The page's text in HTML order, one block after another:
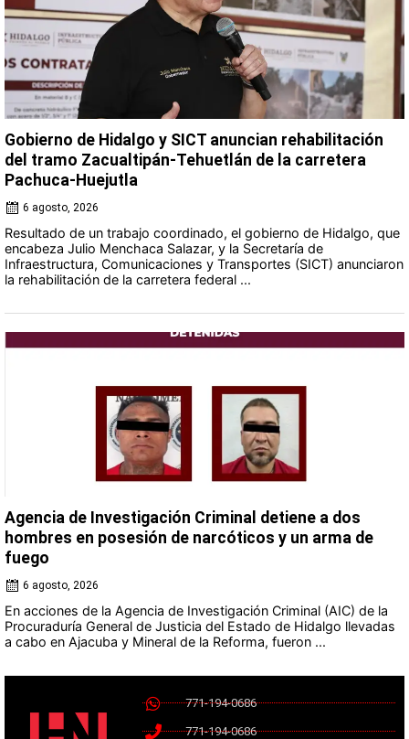
Gobierno de Hidalgo y SICT anuncian rehabilitación
del tramo Zacualtipán-Tehuetlán de la carretera
Pachuca-Huejutla
6 agosto, 2026
Resultado de un trabajo coordinado, el gobierno de Hidalgo, que
encabeza Julio Menchaca Salazar, y la Secretaría de
Infraestructura, Comunicaciones y Transportes (SICT) anunciaron
la rehabilitación de la carretera federal ...
Agencia de Investigación Criminal detiene a dos
hombres en posesión de narcóticos y un arma de
fuego
6 agosto, 2026
En acciones de la Agencia de Investigación Criminal (AIC) de la
Procuraduría General de Justicia del Estado de Hidalgo llevadas
a cabo en Ajacuba y Mineral de la Reforma, fueron ...
771-194-0686
771-194-0686